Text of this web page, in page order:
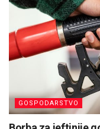
GOSPODARSTVO